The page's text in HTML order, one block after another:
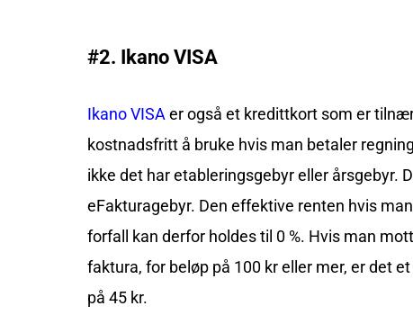
#2. Ikano VISA
Ikano VISA er også et kredittkort som er
kostnadsfritt å bruke hvis man betaler
ikke det har etableringsgebyr eller årsgebyr.
eFakturagebyr. Den effektive renten hvis
forfall kan derfor holdes til 0 %. Hvis man
faktura, for beløp på 100 kr eller mer, er det
på 45 kr.